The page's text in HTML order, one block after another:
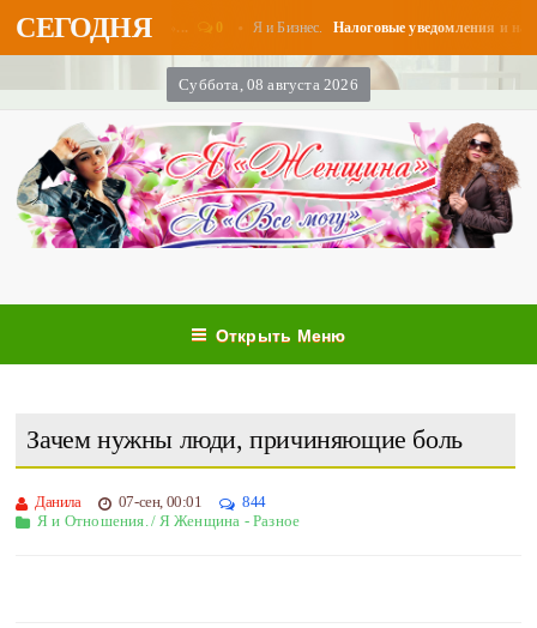
СЕГОДНЯ
августе - «Бизнес»... 0 Я и Бизнес. Налоговые уведомления и
Суббота, 08 августа 2026
Открыть Меню
Зачем нужны люди, причиняющие боль
Данила 07-сен, 00:01
844
Я и Отношения./ Я Женщина - Разное